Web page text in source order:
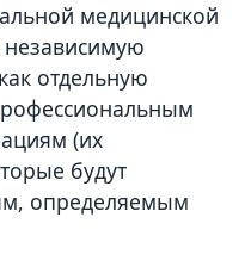
медицинской
независимую
отдельную
(их
будут
определяемым